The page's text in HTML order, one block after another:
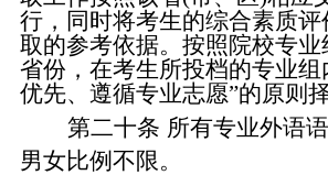
行，同时将考生的综合素质
取的参考依据。按照院校专
省份，在考生所投档的专业组
优先、遵循专业志愿”的原则
第二十条 所有专业外语
男女比例不限。